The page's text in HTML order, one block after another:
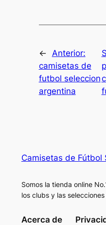
← Anterior:
camisetas de
futbol seleccion
argentina
Camisetas de Fútbol
Somos la tienda online
los clubs y las
Acerca de